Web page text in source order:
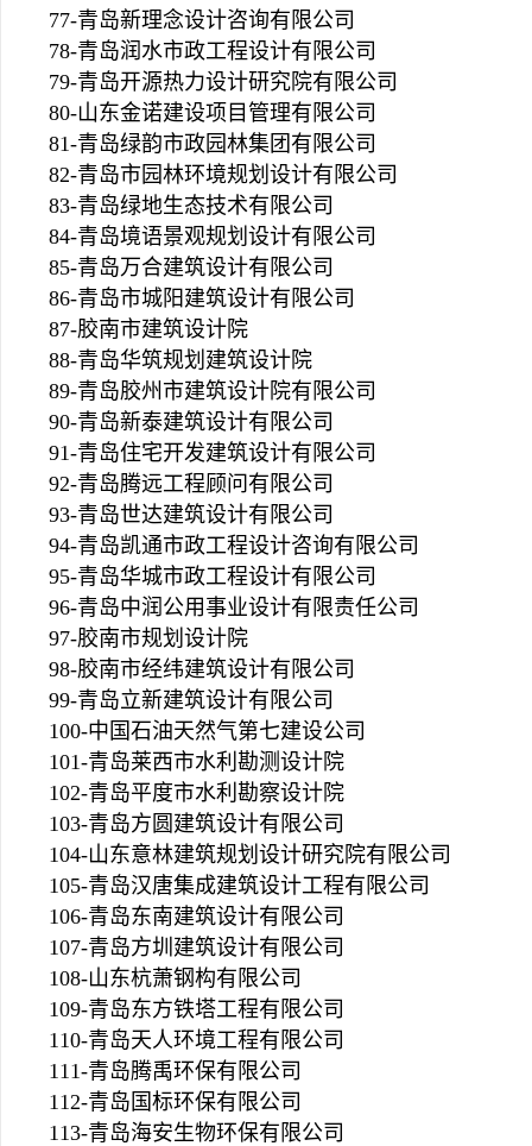
77-青岛新理念设计咨询有限公司
78-青岛润水市政工程设计有限公司
79-青岛开源热力设计研究院有限公司
80-山东金诺建设项目管理有限公司
81-青岛绿韵市政园林集团有限公司
82-青岛市园林环境规划设计有限公司
83-青岛绿地生态技术有限公司
84-青岛境语景观规划设计有限公司
85-青岛万合建筑设计有限公司
86-青岛市城阳建筑设计有限公司
87-胶南市建筑设计院
88-青岛华筑规划建筑设计院
89-青岛胶州市建筑设计院有限公司
90-青岛新泰建筑设计有限公司
91-青岛住宅开发建筑设计有限公司
92-青岛腾远工程顾问有限公司
93-青岛世达建筑设计有限公司
94-青岛凯通市政工程设计咨询有限公司
95-青岛华城市政工程设计有限公司
96-青岛中润公用事业设计有限责任公司
97-胶南市规划设计院
98-胶南市经纬建筑设计有限公司
99-青岛立新建筑设计有限公司
100-中国石油天然气第七建设公司
101-青岛莱西市水利勘测设计院
102-青岛平度市水利勘察设计院
103-青岛方圆建筑设计有限公司
104-山东意林建筑规划设计研究院有限公司
105-青岛汉唐集成建筑设计工程有限公司
106-青岛东南建筑设计有限公司
107-青岛方圳建筑设计有限公司
108-山东杭萧钢构有限公司
109-青岛东方铁塔工程有限公司
110-青岛天人环境工程有限公司
111-青岛腾禹环保有限公司
112-青岛国标环保有限公司
113-青岛海安生物环保有限公司